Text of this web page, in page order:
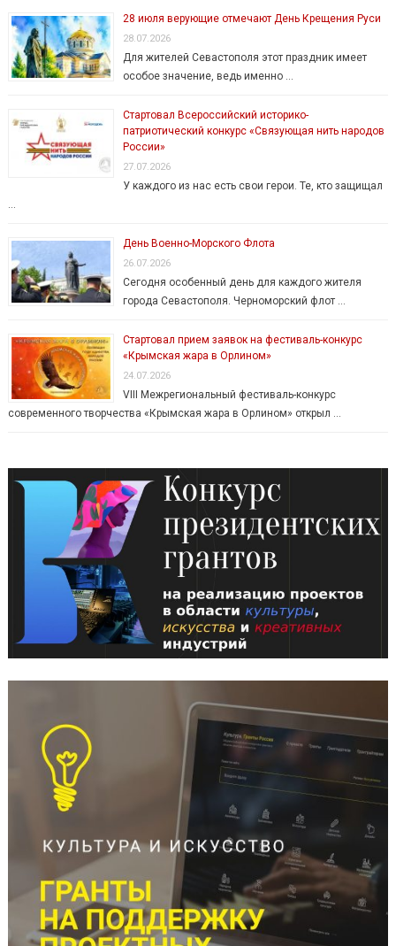
28 июля верующие отмечают День Крещения Руси
28.07.2026
Для жителей Севастополя этот праздник имеет
особое значение, ведь именно …
Стартовал Всероссийский историко-
патриотический конкурс «Связующая нить народов
России»
27.07.2026
У каждого из нас есть свои герои. Те, кто защищал
…
День Военно-Морского Флота
26.07.2026
Сегодня особенный день для каждого жителя
города Севастополя. Черноморский флот …
Стартовал прием заявок на фестиваль-конкурс
«Крымская жара в Орлином»
24.07.2026
VIII Межрегиональный фестиваль-конкурс
современного творчества «Крымская жара в Орлином» открыл …